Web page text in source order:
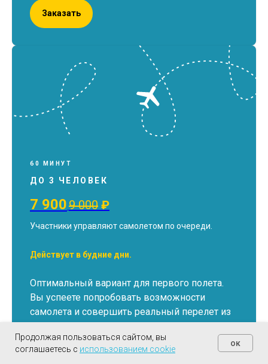
Заказать
60 МИНУТ
ДО 3 ЧЕЛОВЕК
7 9009 000 ₽
Участники управляют самолетом по очереди.
Действует в будние дни.
Оптимальный вариант для первого полета.
Вы успеете попробовать возможности
самолета и совершить реальный перелет из
одного аэропорта в другой.
Продолжая пользоваться сайтом, вы
соглашаетесь с использованием cookie
ок